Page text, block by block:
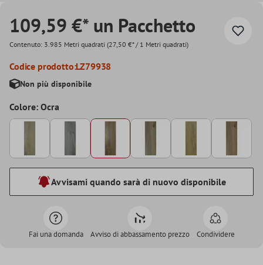
109,59 €* un Pacchetto
Contenuto: 3.985 Metri quadrati (27,50 €* / 1 Metri quadrati)
Codice prodotto:LZ79938
Non più disponibile
Colore: Ocra
Avvisami quando sarà di nuovo disponibile
Fai una domanda Avviso di abbassamento prezzo Condividere